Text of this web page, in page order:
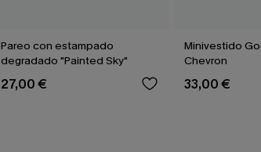
Pareo con estampado
degradado "Painted Sky"
27,00 €
Minivestido
Chevron
33,00 €